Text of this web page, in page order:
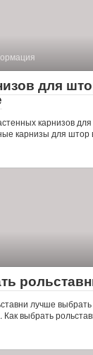
для
карнизов для
карнизы для штор
лучше
Как выбрать